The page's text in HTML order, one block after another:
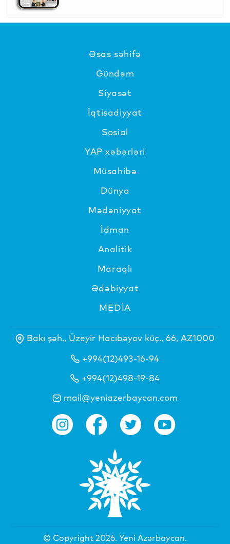
Əsas səhifə
Gündəm
Siyasət
İqtisadiyyat
Sosial
YAP xəbərləri
Müsahibə
Dünya
Mədəniyyat
İdman
Analitik
Maraqlı
Ədəbiyyat
MEDİA
Bakı şəh., Üzeyir Hacıbəyov küç., 66, AZ1000
+994(12)493-16-94
+994(12)498-19-84
mail@yeniazerbaycan.com
© Copyright 2026. Yeni Azərbaycan.